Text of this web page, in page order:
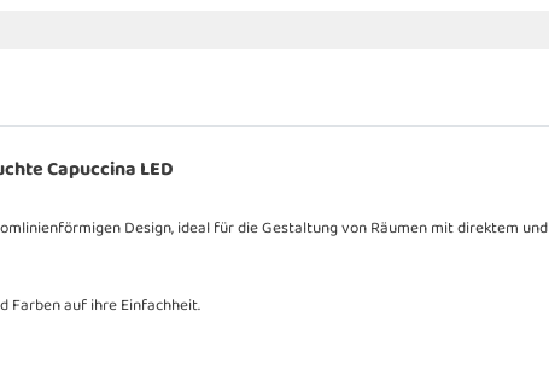
Capuccina LED
Design, ideal für die Gestaltung von Räumen mit direktem und
Farben auf ihre Einfachheit.